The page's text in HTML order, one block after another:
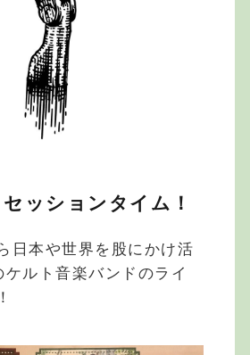
ッションタイム！
日本や世界を股にかけ活
ルト音楽バンドのライ